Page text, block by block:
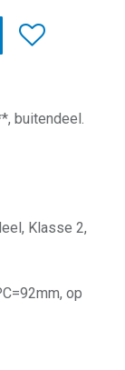
buitendeel.
Klasse 2,
op